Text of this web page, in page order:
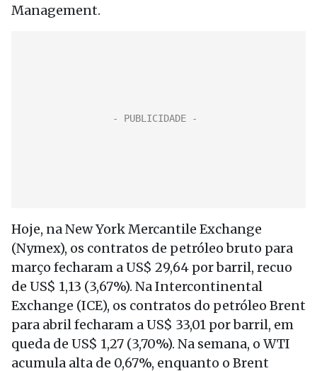
Management.
Hoje, na New York Mercantile Exchange
(Nymex), os contratos de petróleo bruto para
março fecharam a US$ 29,64 por barril, recuo
de US$ 1,13 (3,67%). Na Intercontinental
Exchange (ICE), os contratos do petróleo Brent
para abril fecharam a US$ 33,01 por barril, em
queda de US$ 1,27 (3,70%). Na semana, o WTI
acumula alta de 0,67%, enquanto o Brent